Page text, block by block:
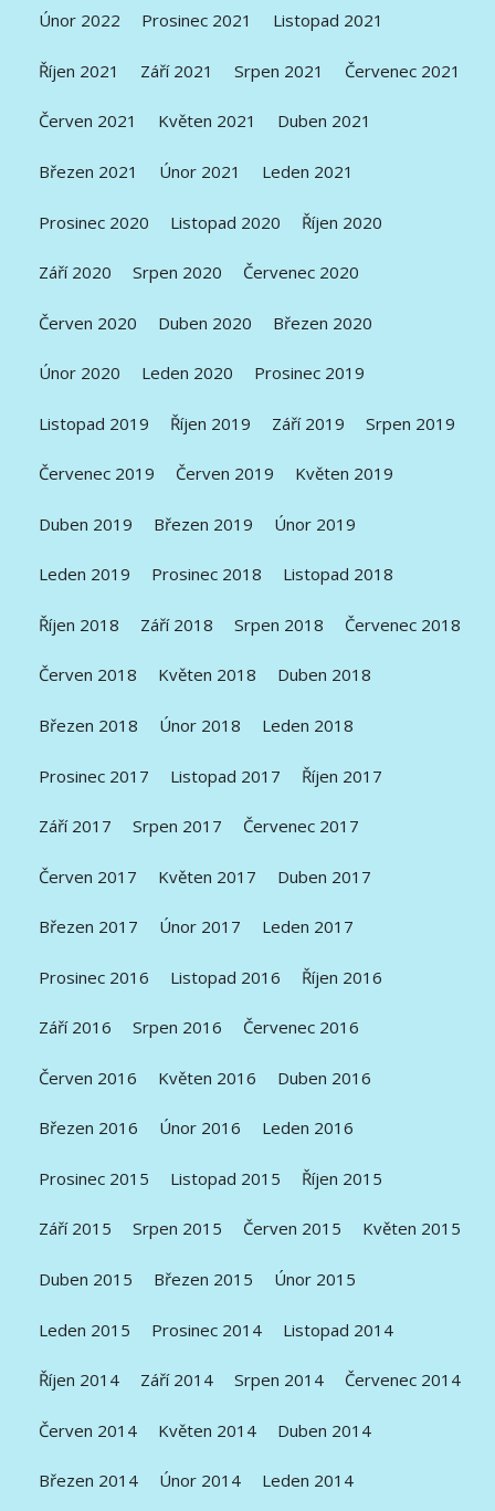
Únor 2022 Prosinec 2021 Listopad 2021
Říjen 2021 Září 2021 Srpen 2021 Červenec 2021
Červen 2021 Květen 2021 Duben 2021
Březen 2021 Únor 2021 Leden 2021
Prosinec 2020 Listopad 2020 Říjen 2020
Září 2020 Srpen 2020 Červenec 2020
Červen 2020 Duben 2020 Březen 2020
Únor 2020 Leden 2020 Prosinec 2019
Listopad 2019 Říjen 2019 Září 2019 Srpen 2019
Červenec 2019 Červen 2019 Květen 2019
Duben 2019 Březen 2019 Únor 2019
Leden 2019 Prosinec 2018 Listopad 2018
Říjen 2018 Září 2018 Srpen 2018 Červenec 2018
Červen 2018 Květen 2018 Duben 2018
Březen 2018 Únor 2018 Leden 2018
Prosinec 2017 Listopad 2017 Říjen 2017
Září 2017 Srpen 2017 Červenec 2017
Červen 2017 Květen 2017 Duben 2017
Březen 2017 Únor 2017 Leden 2017
Prosinec 2016 Listopad 2016 Říjen 2016
Září 2016 Srpen 2016 Červenec 2016
Červen 2016 Květen 2016 Duben 2016
Březen 2016 Únor 2016 Leden 2016
Prosinec 2015 Listopad 2015 Říjen 2015
Září 2015 Srpen 2015 Červen 2015 Květen 2015
Duben 2015 Březen 2015 Únor 2015
Leden 2015 Prosinec 2014 Listopad 2014
Říjen 2014 Září 2014 Srpen 2014 Červenec 2014
Červen 2014 Květen 2014 Duben 2014
Březen 2014 Únor 2014 Leden 2014